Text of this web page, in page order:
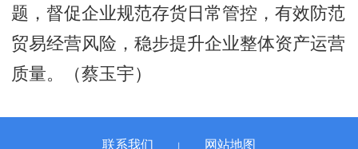
题，督促企业规范存货日常管控，有效防范
贸易经营风险，稳步提升企业整体资产运营
质量。（蔡玉宇）
联系我们 网站地图